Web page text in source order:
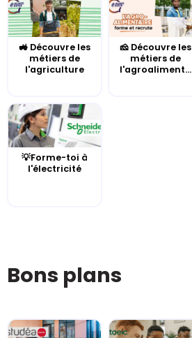
🚜 Découvre les
métiers de
l'agriculture
🧀 Découvre les
métiers de
l'agroaliment...
💡Forme-toi à
l'électricité
Bons plans